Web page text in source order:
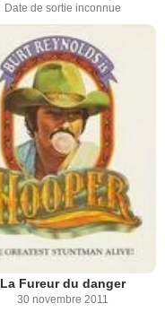
Date de sortie inconnue
La Fureur du danger
30 novembre 2011